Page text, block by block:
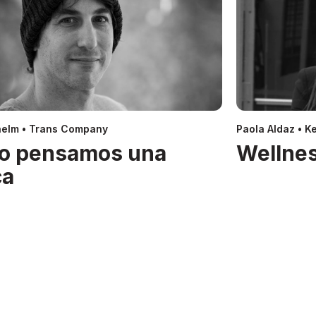
• Trans Company
pensamos una
Paola Aldaz •